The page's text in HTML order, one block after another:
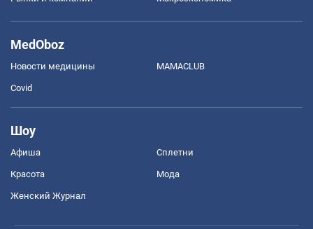
MedOboz
Новости медицины MAMACLUB
Covid
Шоу
Афиша Сплетни
Красота Мода
Женский Журнал